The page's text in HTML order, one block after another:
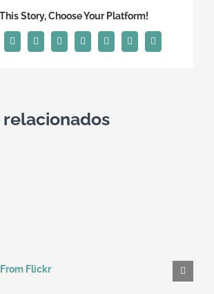
Story, Choose Your Platform!
RedditLinkedInWhatsAppTumblrPinterest
Vk
Correo
electrónico
Flickr